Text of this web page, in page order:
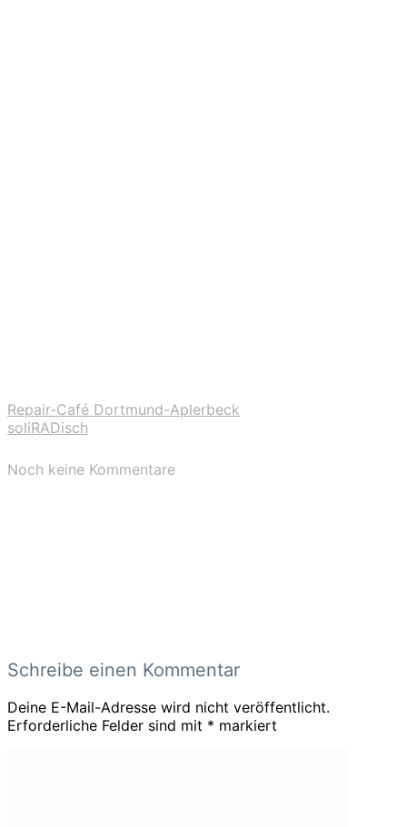
Repair-Café Dortmund-Aplerbeck
soliRADisch
Noch keine Kommentare
Schreibe einen Kommentar
Deine E-Mail-Adresse wird nicht veröffentlicht.
Erforderliche Felder sind mit * markiert